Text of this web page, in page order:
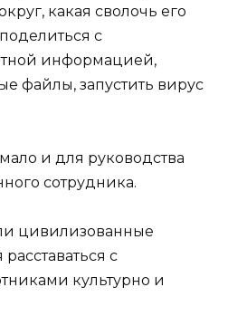
какая сволочь его
с
информацией,
файлы, запустить вирус
и для руководства
сотрудника.
цивилизованные
с
культурно и